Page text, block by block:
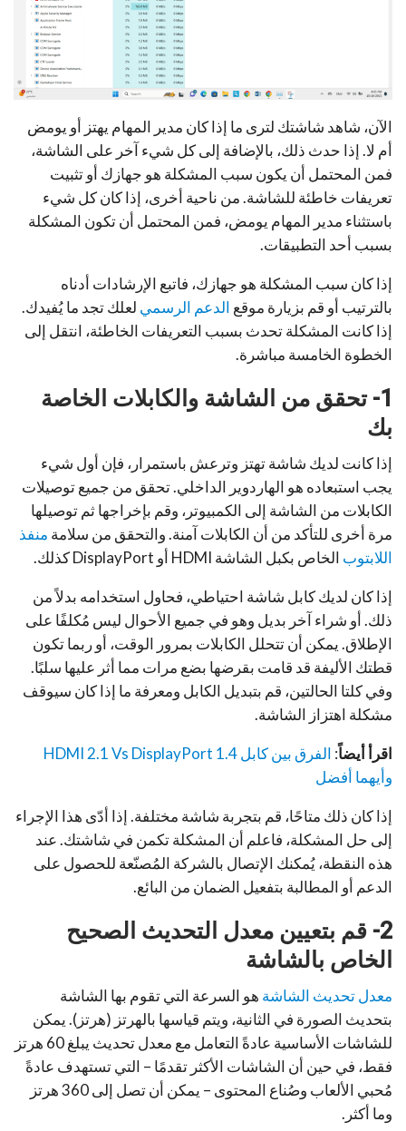
الآن، شاهد شاشتك لترى ما إذا كان مدير المهام يهتز أو يومض
أم لا. إذا حدث ذلك، بالإضافة إلى كل شيء آخر على الشاشة،
فمن المحتمل أن يكون سبب المشكلة هو جهازك أو تثبيت
تعريفات خاطئة للشاشة. من ناحية أخرى، إذا كان كل شيء
باستثناء مدير المهام يومض، فمن المحتمل أن تكون المشكلة
بسبب أحد التطبيقات.
إذا كان سبب المشكلة هو جهازك، فاتبع الإرشادات أدناه
بالترتيب أو قم بزيارة موقع الدعم الرسمي لعلك تجد ما يُفيدك.
إذا كانت المشكلة تحدث بسبب التعريفات الخاطئة، انتقل إلى
الخطوة الخامسة مباشرة.
1- تحقق من الشاشة والكابلات الخاصة
بك
إذا كانت لديك شاشة تهتز وترعش باستمرار، فإن أول شيء
يجب استبعاده هو الهاردوير الداخلي. تحقق من جميع توصيلات
الكابلات من الشاشة إلى الكمبيوتر، وقم بإخراجها ثم توصيلها
مرة أخرى للتأكد من أن الكابلات آمنة. والتحقق من سلامة منفذ
اللابتوب الخاص بكبل الشاشة HDMI أو DisplayPort كذلك.
إذا كان لديك كابل شاشة احتياطي، فحاول استخدامه بدلاً من
ذلك. أو شراء آخر بديل وهو في جميع الأحوال ليس مُكلفًا على
الإطلاق. يمكن أن تتحلل الكابلات بمرور الوقت، أو ربما تكون
قطتك الأليفة قد قامت بقرضها بضع مرات مما أثر عليها سلبًا.
وفي كلتا الحالتين، قم بتبديل الكابل ومعرفة ما إذا كان سيوقف
مشكلة اهتزاز الشاشة.
اقرأ أيضاً:
الفرق بين كابل HDMI 2.1 Vs Dis­play­Port 1.4
وأيهما أفضل
إذا كان ذلك متاحًا، قم بتجربة شاشة مختلفة. إذا أدّى هذا الإجراء
إلى حل المشكلة، فاعلم أن المشكلة تكمن في شاشتك. عند
هذه النقطة، يُمكنك الإتصال بالشركة المُصنّعة للحصول على
الدعم أو المطالبة بتفعيل الضمان من البائع.
2- قم بتعيين معدل التحديث الصحيح
الخاص بالشاشة
معدل تحديث الشاشة هو السرعة التي تقوم بها الشاشة
بتحديث الصورة في الثانية، ويتم قياسها بالهرتز (هرتز). يمكن
للشاشات الأساسية عادةً التعامل مع معدل تحديث يبلغ 60 هرتز
فقط، في حين أن الشاشات الأكثر تقدمًا – التي تستهدف عادةً
مُحبي الألعاب وصُناع المحتوى – يمكن أن تصل إلى 360 هرتز
وما أكثر.